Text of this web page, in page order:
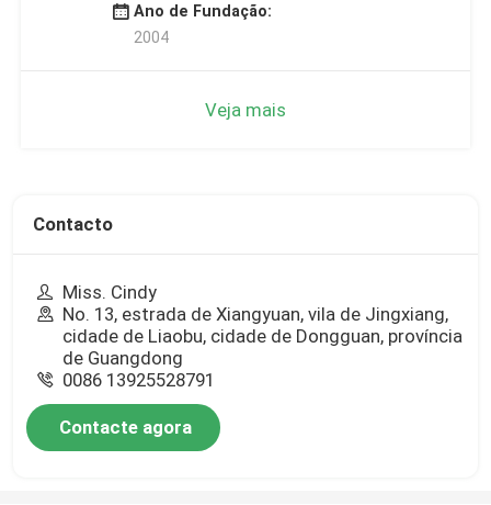
Ano de Fundação:
2004
Veja mais
Contacto
Miss. Cindy
No. 13, estrada de Xiangyuan, vila de Jingxiang,
cidade de Liaobu, cidade de Dongguan, província
de Guangdong
0086 13925528791
Contacte agora